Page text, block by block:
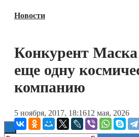
Блокчейн
Новости
Конкурент Маска
еще одну
компанию
5 ноября, 2017, 18:1612 мая, 2026